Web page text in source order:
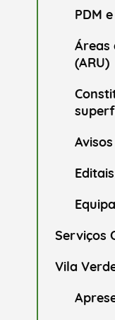
PDM
Áreas
(ARU)
Avisos
Editais
Serviços
Vila